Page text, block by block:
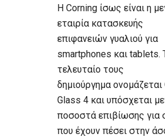
Η Corning ίσως είναι η
εταιρία κατασκευής
επιφανειών γυαλιού για
smartphones και tablets.
τελευταίο τους
δημιούργημα ονομάζεται
Glass 4 και υπόσχεται
ποσοστά επιβίωσης για
που έχουν πέσει στην